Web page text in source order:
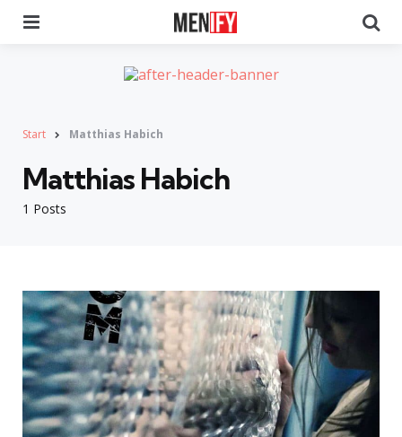
Start Matthias Habich
1 Posts
Matthias Habich